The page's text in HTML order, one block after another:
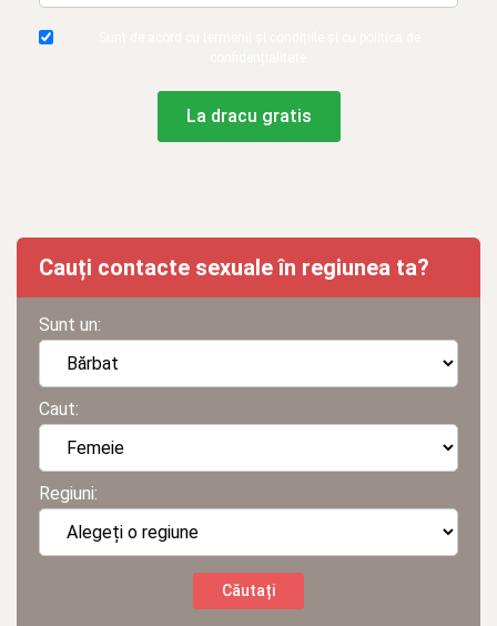
La dracu gratis
Cauți contacte sexuale în regiunea ta?
Sunt un:
Caut:
Regiuni: